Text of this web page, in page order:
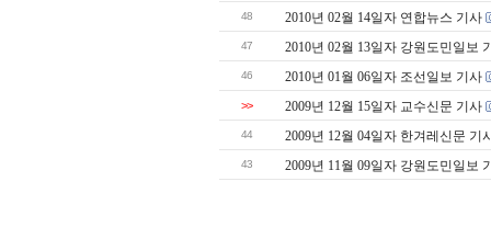
48 2010년 02월 14일자 연합뉴스 기사
47 2010년 02월 13일자 강원도민일보
46 2010년 01월 06일자 조선일보 기사
>> 2009년 12월 15일자 교수신문 기사
44 2009년 12월 04일자 한겨레신문 기
43 2009년 11월 09일자 강원도민일보